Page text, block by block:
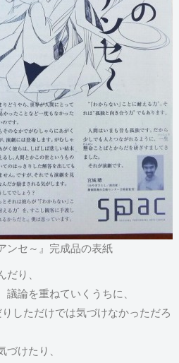
ンセ～』完成品の表紙
り、
論を重ねていくうちに、
しただけでは気づけなかっただろ
けたり、